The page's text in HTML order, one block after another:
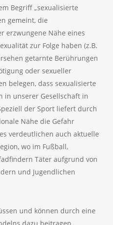
Begriff „sexualisierte
gemeint, die
erzwungene Nähe eines
zur Folge haben (z.B.
getarnte Berührungen
oder sexueller
belegen, dass sexualisierte
in unserer Gesellschaft in
der Sport liefert durch
Nähe die Gefahr
verdeutlichen auch aktuelle
wo im Fußball,
Täter aufgrund von
und Jugendlichen
und können durch eine